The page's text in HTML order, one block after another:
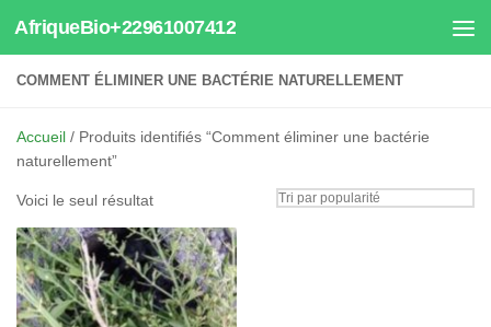
Au dessous du contenu
AfriqueBio+22961007412
COMMENT ÉLIMINER UNE BACTÉRIE NATURELLEMENT
Accueil / Produits identifiés “Comment éliminer une bactérie
naturellement”
Voici le seul résultat